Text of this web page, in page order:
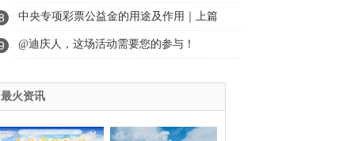
中央专项彩票公益金的用途及作用｜上篇
@迪庆人，这场活动需要您的参与！
最火资讯